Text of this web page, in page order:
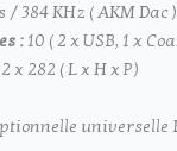
/ 384 KHz ( AKM Dac )
:10 ( 2 x USB, 1 x
x 282 ( L x H x P )
universelle